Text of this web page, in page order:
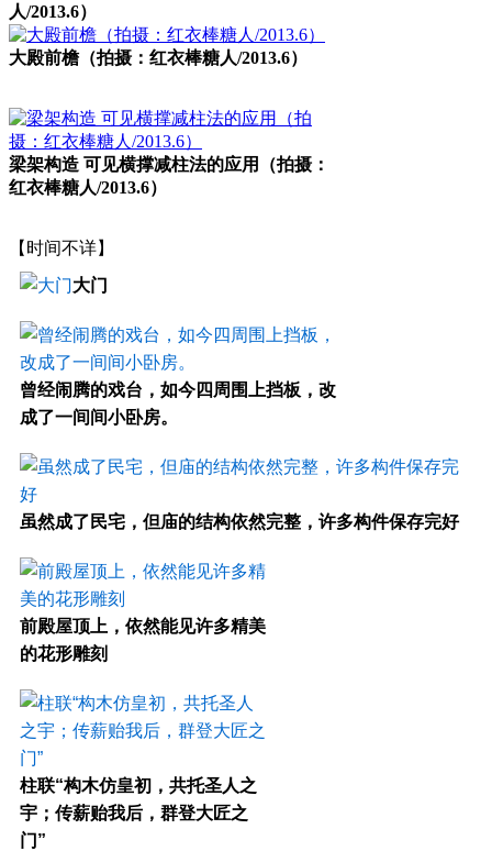
人/2013.6）
大殿前檐（拍摄：红衣棒糖人/2013.6）
梁架构造 可见横撑减柱法的应用（拍摄：
红衣棒糖人/2013.6）
【时间不详】
大门
曾经闹腾的戏台，如今四周围上挡板，改
成了一间间小卧房。
虽然成了民宅，但庙的结构依然完整，许多构件保存完好
前殿屋顶上，依然能见许多精美
的花形雕刻
柱联“构木仿皇初，共托圣人之
宇；传薪贻我后，群登大匠之
门”